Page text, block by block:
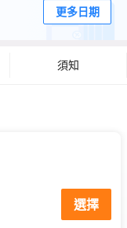
更多日期
須知
選擇